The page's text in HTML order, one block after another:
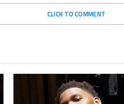
CLICK TO COMMENT